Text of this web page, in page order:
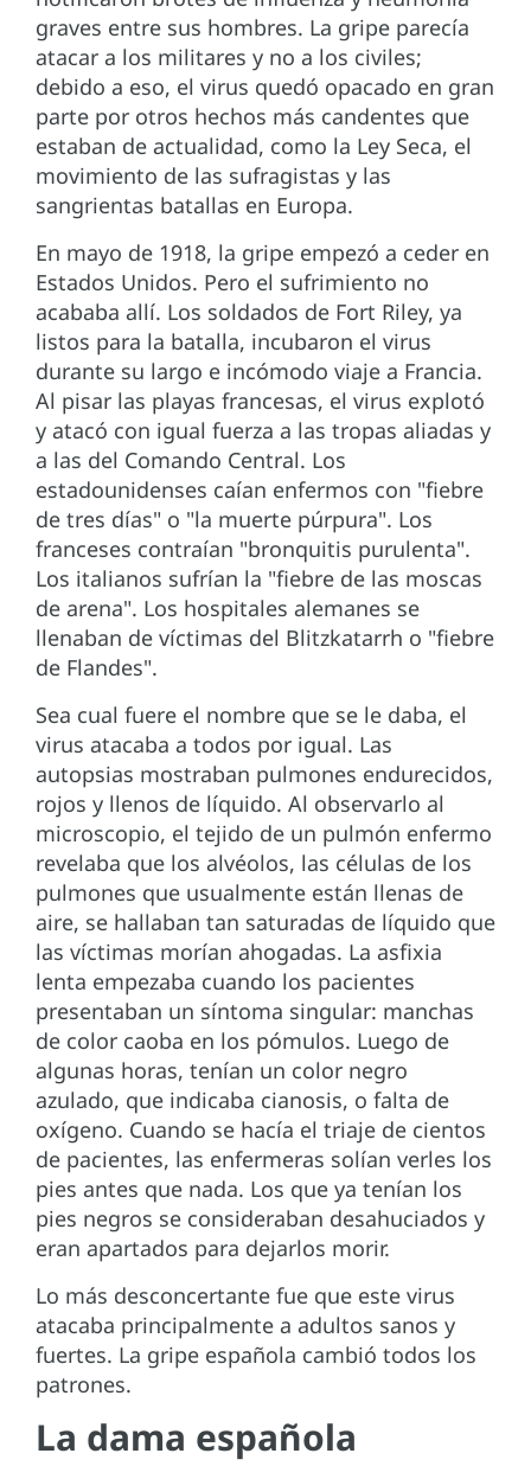
graves entre sus hombres. La gripe parecía
atacar a los militares y no a los civiles;
debido a eso, el virus quedó opacado en gran
parte por otros hechos más candentes que
estaban de actualidad, como la Ley Seca, el
movimiento de las sufragistas y las
sangrientas batallas en Europa.
En mayo de 1918, la gripe empezó a ceder en
Estados Unidos. Pero el sufrimiento no
acababa allí. Los soldados de Fort Riley, ya
listos para la batalla, incubaron el virus
durante su largo e incómodo viaje a Francia.
Al pisar las playas francesas, el virus explotó
y atacó con igual fuerza a las tropas aliadas y
a las del Comando Central. Los
estadounidenses caían enfermos con "fiebre
de tres días" o "la muerte púrpura". Los
franceses contraían "bronquitis purulenta".
Los italianos sufrían la "fiebre de las moscas
de arena". Los hospitales alemanes se
llenaban de víctimas del Blitzkatarrh o "fiebre
de Flandes".
Sea cual fuere el nombre que se le daba, el
virus atacaba a todos por igual. Las
autopsias mostraban pulmones endurecidos,
rojos y llenos de líquido. Al observarlo al
microscopio, el tejido de un pulmón enfermo
revelaba que los alvéolos, las células de los
pulmones que usualmente están llenas de
aire, se hallaban tan saturadas de líquido que
las víctimas morían ahogadas. La asfixia
lenta empezaba cuando los pacientes
presentaban un síntoma singular: manchas
de color caoba en los pómulos. Luego de
algunas horas, tenían un color negro
azulado, que indicaba cianosis, o falta de
oxígeno. Cuando se hacía el triaje de cientos
de pacientes, las enfermeras solían verles los
pies antes que nada. Los que ya tenían los
pies negros se consideraban desahuciados y
eran apartados para dejarlos morir.
Lo más desconcertante fue que este virus
atacaba principalmente a adultos sanos y
fuertes. La gripe española cambió todos los
patrones.
La dama española